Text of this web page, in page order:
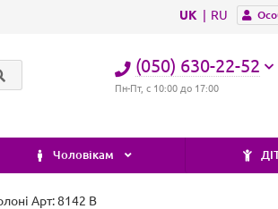
UK RU
(050) 630-22-52
Пн-Пт, с 10:00 до 17:00
Чоловікам
Арт: 8142 B